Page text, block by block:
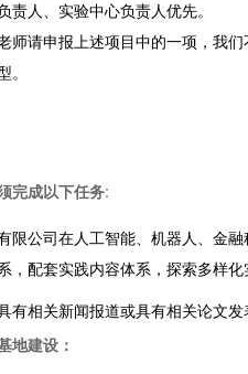
责人、实验中心负责人优先。
请申报上述项目中的一项，我们
。
完成以下任务:
公司在人工智能、机器人、金融
，配套实践内容体系，探索多样
相关新闻报道或具有相关论文
地建设：